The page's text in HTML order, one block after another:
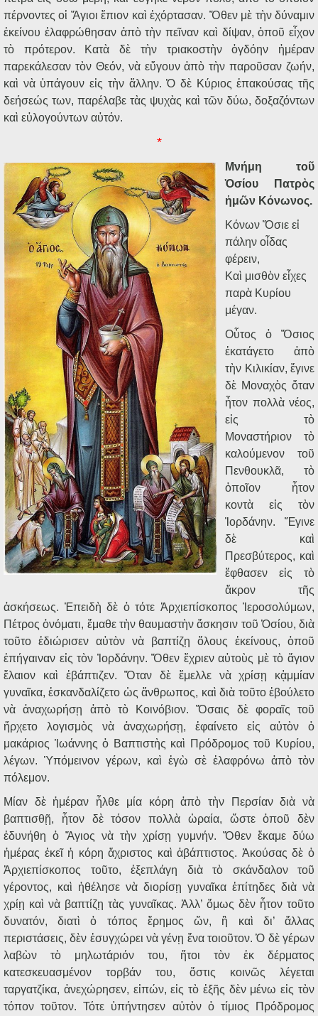
πέρνοντες οἱ Ἅγιοι ἔπιον καὶ ἐχόρτασαν. Ὅθεν μὲ τὴν δύναμιν
ἐκείνου ἐλαφρώθησαν ἀπὸ τὴν πεῖναν καὶ δίψαν, ὁποῦ εἶχον
τὸ πρότερον. Κατὰ δὲ τὴν τριακοστὴν ὀγδόην ἡμέραν
παρεκάλεσαν τὸν Θεόν, νὰ εὔγουν ἀπὸ τὴν παροῦσαν ζωήν,
καὶ νὰ ὑπάγουν εἰς τὴν ἄλλην. Ὁ δὲ Κύριος ἐπακούσας τῆς
δεήσεώς των, παρέλαβε τὰς ψυχὰς καὶ τῶν δύω, δοξαζόντων
καὶ εὐλογούντων αὐτόν.
*
Μνήμη τοῦ
Ὁσίου Πατρὸς
ἡμῶν Κόνωνος.
Κόνων Ὅσιε εἰ
πάλην οἶδας
φέρειν,
Καὶ μισθὸν εἶχες
παρὰ Κυρίου
μέγαν.
Οὗτος ὁ Ὅσιος
ἐκατάγετο ἀπὸ
τὴν Κιλικίαν, ἔγινε
δὲ Μοναχὸς ὅταν
ἦτον πολλὰ νέος,
εἰς τὸ
Μοναστήριον τὸ
καλούμενον τοῦ
Πενθουκλᾶ, τὸ
ὁποῖον ἦτον
κοντὰ εἰς τὸν
Ἰορδάνην. Ἔγινε
δὲ καὶ
Πρεσβύτερος, καὶ
ἔφθασεν εἰς τὸ
ἄκρον τῆς
ἀσκήσεως. Ἐπειδὴ δὲ ὁ τότε Ἀρχιεπίσκοπος Ἱεροσολύμων,
Πέτρος ὀνόματι, ἔμαθε τὴν θαυμαστὴν ἄσκησιν τοῦ Ὁσίου, διὰ
τοῦτο ἐδιώρισεν αὐτὸν νὰ βαπτίζῃ ὅλους ἐκείνους, ὁποῦ
ἐπήγαιναν εἰς τὸν Ἰορδάνην. Ὅθεν ἔχριεν αὐτοὺς μὲ τὸ ἅγιον
ἔλαιον καὶ ἐβάπτιζεν. Ὅταν δὲ ἔμελλε νὰ χρίσῃ κᾀμμίαν
γυναῖκα, ἐσκανδαλίζετο ὡς ἄνθρωπος, καὶ διὰ τοῦτο ἐβούλετο
νὰ ἀναχωρήσῃ ἀπὸ τὸ Κοινόβιον. Ὅσαις δὲ φοραῖς τοῦ
ἤρχετο λογισμὸς νὰ ἀναχωρήσῃ, ἐφαίνετο εἰς αὐτὸν ὁ
μακάριος Ἰωάννης ὁ Βαπτιστὴς καὶ Πρόδρομος τοῦ Κυρίου,
λέγων. Ὑπόμεινον γέρων, καὶ ἐγὼ σὲ ἐλαφρόνω ἀπὸ τὸν
πόλεμον.
Μίαν δὲ ἡμέραν ἦλθε μία κόρη ἀπὸ τὴν Περσίαν διὰ νὰ
βαπτισθῇ, ἦτον δὲ τόσον πολλὰ ὡραία, ὥστε ὁποῦ δὲν
ἐδυνήθη ὁ Ἅγιος νὰ τὴν χρίσῃ γυμνήν. Ὅθεν ἔκαμε δύω
ἡμέρας ἐκεῖ ἡ κόρη ἄχριστος καὶ ἀβάπτιστος. Ἀκούσας δὲ ὁ
Ἀρχιεπίσκοπος τοῦτο, ἐξεπλάγη διὰ τὸ σκάνδαλον τοῦ
γέροντος, καὶ ἠθέλησε νὰ διορίσῃ γυναῖκα ἐπίτηδες διὰ νὰ
χρίῃ καὶ νὰ βαπτίζῃ τὰς γυναῖκας. Ἀλλ’ ὅμως δὲν ἦτον τοῦτο
δυνατόν, διατὶ ὁ τόπος ἔρημος ὤν, ἢ καὶ δι’ ἄλλας
περιστάσεις, δὲν ἐσυγχώρει νὰ γένῃ ἕνα τοιοῦτον. Ὁ δὲ γέρων
λαβὼν τὸ μηλωτάριόν του, ἤτοι τὸν ἐκ δέρματος
κατεσκευασμένον τορβάν του, ὅστις κοινῶς λέγεται
ταργατζίκα, ἀνεχώρησεν, εἰπών, εἰς τὸ ἑξῆς δὲν μένω εἰς τὸν
τόπον τοῦτον. Τότε ὑπήντησεν αὐτὸν ὁ τίμιος Πρόδρομος